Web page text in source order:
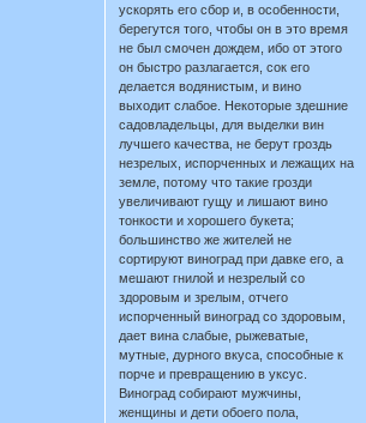
ускорять его сбор и, в особенности,
берегутся того, чтобы он в это время
не был смочен дождем, ибо от этого
он быстро разлагается, сок его
делается водянистым, и вино
выходит слабое. Некоторые здешние
садовладельцы, для выделки вин
лучшего качества, не берут гроздь
незрелых, испорченных и лежащих на
земле, потому что такие грозди
увеличивают гущу и лишают вино
тонкости и хорошего букета;
большинство же жителей не
сортируют виноград при давке его, а
мешают гнилой и незрелый со
здоровым и зрелым, отчего
испорченный виноград со здоровым,
дает вина слабые, рыжеватые,
мутные, дурного вкуса, способные к
порче и превращению в уксус.
Виноград собирают мужчины,
женщины и дети обоего пола,